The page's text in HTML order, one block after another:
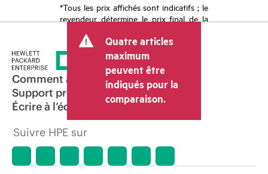
*Tous les prix affichés sont indicatifs ; le
revendeur détermine le prix final de la
tels que la TVA ou les taxes sur la vente
et les frais d’expédition. Le prix de la
transaction déterminé par le revendeur
peut varier par rapport à d’autres
revendeurs et au prix indicatif affiché.
Les prix indicatifs peuvent inclure des
offres promotionnelles limitées dans le
temps. HPE se réserve le droit d’ajuster
les prix à tout moment pour diverses
raisons, notamment, mais sans s’y limiter,
l’arrêt d’un produit, la disponibilité
Quatre articles
maximum
peuvent être
indiqués pour la
comparaison.
Comment acheter
Support produit
Écrire à l’équipe commerciale
Suivre HPE sur